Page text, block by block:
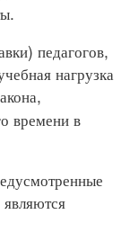
педагогов,
нагрузка
времени в